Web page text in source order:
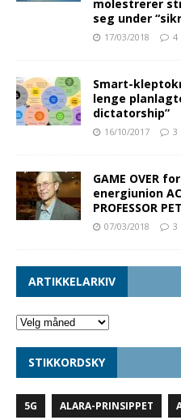
molestrerer
seg under
17/03/2018 4
Smart-
lenge
dictatorship”
16/10/2017 3
GAME OVER
energiunion
PROFESSOR
07/03/2018 3
ARTIKKELARKIV
STIKKORDSKY
5G ALARA-PRINSIPPET